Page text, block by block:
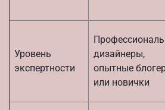
Уровень
экспертности
дизайнеры,
опытные
или новички